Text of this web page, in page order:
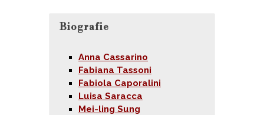
Biografie
Anna Cassarino
Fabiana Tassoni
Fabiola Caporalini
Luisa Saracca
Mei-ling Sung